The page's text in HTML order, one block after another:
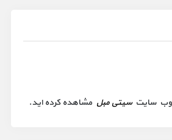
وب سایتسیتی مبل مشاهده کرده اید.